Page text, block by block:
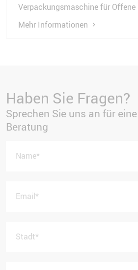
Verpackungsmaschine für Offene
Mehr Informationen
Haben Sie Fragen?
Sprechen Sie uns an für
Beratung
Name*
Email*
Stadt*